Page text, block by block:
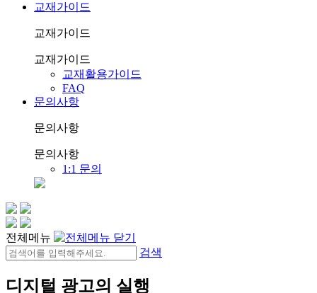
교재가이드
교재가이드
교재가이드
교재활용가이드
FAQ
문의사항
문의사항
문의사항
1:1 문의
전체메뉴
검색
디지털 광고의 실행